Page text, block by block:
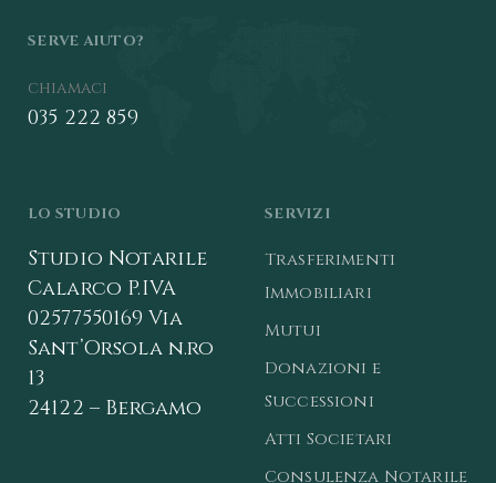
SERVE AIUTO?
chiamaci
035 222 859
LO STUDIO
Studio Notarile
Calarco P.IVA
02577550169 Via
Sant’Orsola n.ro
13
24122 – Bergamo
SERVIZI
Trasferimenti
Immobiliari
Mutui
Donazioni e
Successioni
Atti Societari
Consulenza Notarile